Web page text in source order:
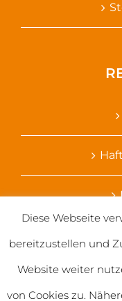
Diese Webseite
bereitzustellen und
Website weiter
von Cookies zu.